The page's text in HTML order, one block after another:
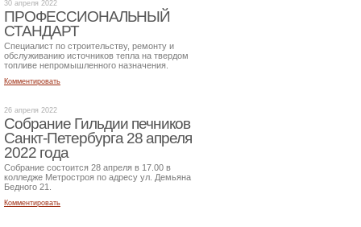
30 апреля 2022
ПРОФЕССИОНАЛЬНЫЙ
СТАНДАРТ
Специалист по строительству, ремонту и
обслуживанию источников тепла на твердом
топливе непромышленного назначения.
Комментировать
26 апреля 2022
Собрание Гильдии печников
Санкт-Петербурга 28 апреля
2022 года
Собрание состоится 28 апреля в 17.00 в
колледже Метростроя по адресу ул. Демьяна
Бедного 21.
Комментировать